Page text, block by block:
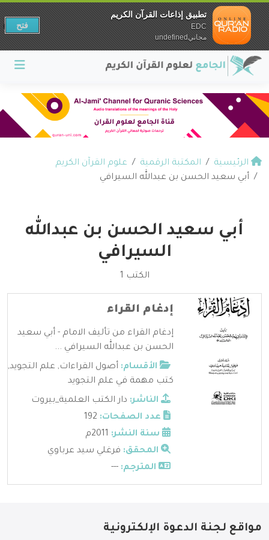
الرئيسية المكتبة الرقمية
علوم القرآن الكريم
أبي سعيد الحسن بن عبدالله السيرافي
أبي سعيد الحسن بن عبدالله
السيرافي
الكتب 1
إدغام القراء
إدغام القراء من تأليف الامام - أبي سعيد
الحسن بن عبدالله السيرافي ...
الأقسام: أصول القراءات, علم التجويد,
كتب مهمة في علم التجويد
الناشر: دار الكتب العلمية_بيروت
عدد الصفحات:
سنة النشر:
المحقق: فرغلي سيد عرباوي
المترجم: ---
مواقع لجنة الدعوة الإلكترونية
تطبيق إذاعات القرآن الكريم
EDC
مجانيundefined
فتح